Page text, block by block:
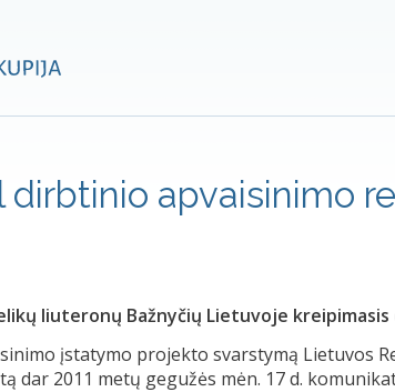
dirbtinio apvaisinimo
liuteronų Bažnyčių Lietuvoje
įstatymo projekto svarstymą Lietuvos
dar 2011 metų gegužės mėn. 17 d.